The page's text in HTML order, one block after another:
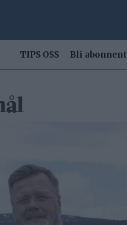
TIPS OSS Bli abonnent